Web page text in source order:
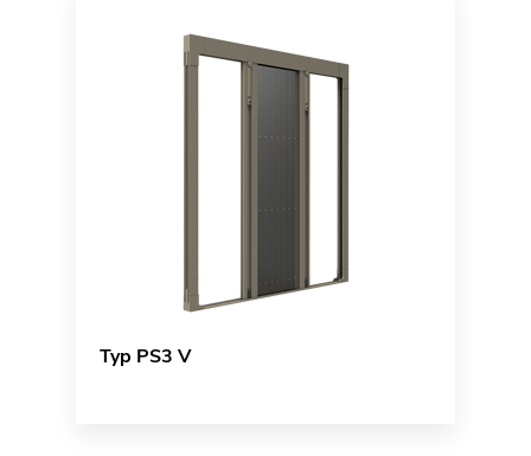
Typ PS3 V